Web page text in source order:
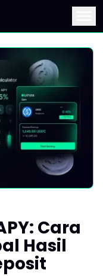
Anda ke
Cara
Hasil